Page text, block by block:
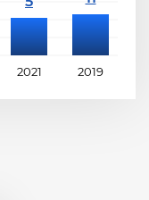
2021 2019